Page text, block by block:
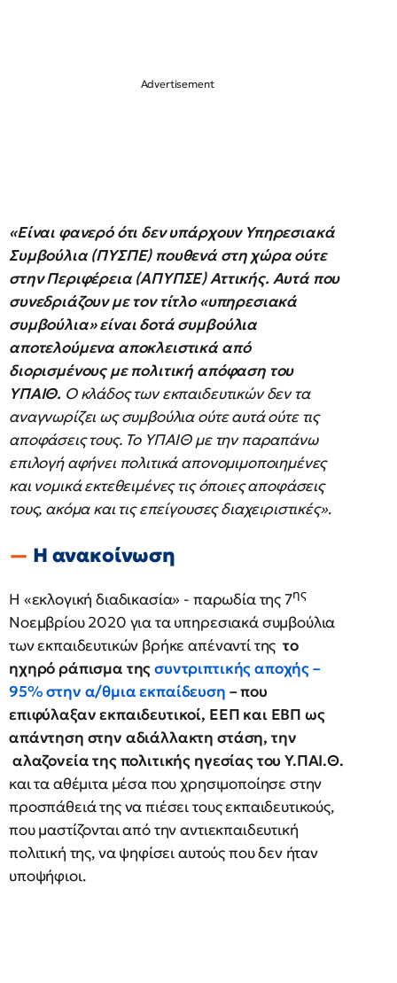
«Είναι φανερό ότι δεν υπάρχουν Υπηρεσιακά
Συμβούλια (ΠΥΣΠΕ) πουθενά στη χώρα ούτε
στην Περιφέρεια (ΑΠΥΠΣΕ) Αττικής. Αυτά που
συνεδριάζουν με τον τίτλο «υπηρεσιακά
συμβούλια» είναι δοτά συμβούλια
αποτελούμενα αποκλειστικά από
διορισμένους με πολιτική απόφαση του
ΥΠΑΙΘ. Ο κλάδος των εκπαιδευτικών δεν τα
αναγνωρίζει ως συμβούλια ούτε αυτά ούτε τις
αποφάσεις τους. Το ΥΠΑΙΘ με την παραπάνω
επιλογή αφήνει πολιτικά απονομιμοποιημένες
και νομικά εκτεθειμένες τις όποιες αποφάσεις
τους, ακόμα και τις επείγουσες διαχειριστικές».
Η ανακοίνωση
Η «εκλογική διαδικασία» - παρωδία της 7ης
Νοεμβρίου 2020 για τα υπηρεσιακά συμβούλια
των εκπαιδευτικών βρήκε απέναντί της το
ηχηρό ράπισμα τηςσυντριπτικής αποχής –
95% στην α/θμια εκπαίδευση – που
επιφύλαξαν εκπαιδευτικοί, ΕΕΠ και ΕΒΠ ως
απάντηση στην αδιάλλακτη στάση, την
αλαζονεία της πολιτικής ηγεσίας του Υ.ΠΑΙ.Θ.
και τα αθέμιτα μέσα που χρησιμοποίησε στην
προσπάθειά της να πιέσει τους εκπαιδευτικούς,
που μαστίζονται από την αντιεκπαιδευτική
πολιτική της, να ψηφίσει αυτούς που δεν ήταν
υποψήφιοι.